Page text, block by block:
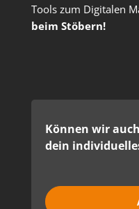
Tools zum Digitalen
beim Stöbern!
Können wir
dein